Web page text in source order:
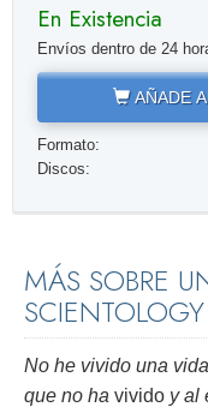
En Existencia
Envíos dentro de 24
AÑADE
Formato:
Discos:
MÁS SOBRE
SCIENTOLOGY
No he vivido una
que no ha vivido y al